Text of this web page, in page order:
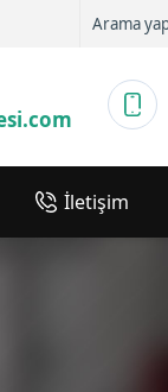
İletişim